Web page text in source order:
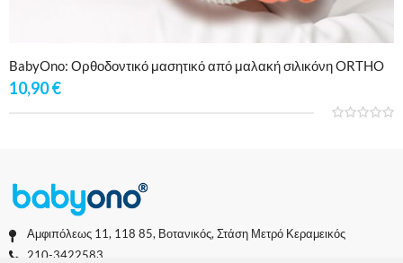
BabyOno: Ορθοδοντικό μασητικό από μαλακή σιλικόνη ORTHO
10,90€
Αμφιπόλεως 11, 118 85, Βοτανικός, Στάση Μετρό Κεραμεικός
210-3422583